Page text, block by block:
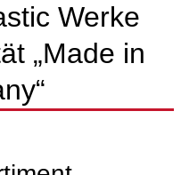
Werke
„Made in